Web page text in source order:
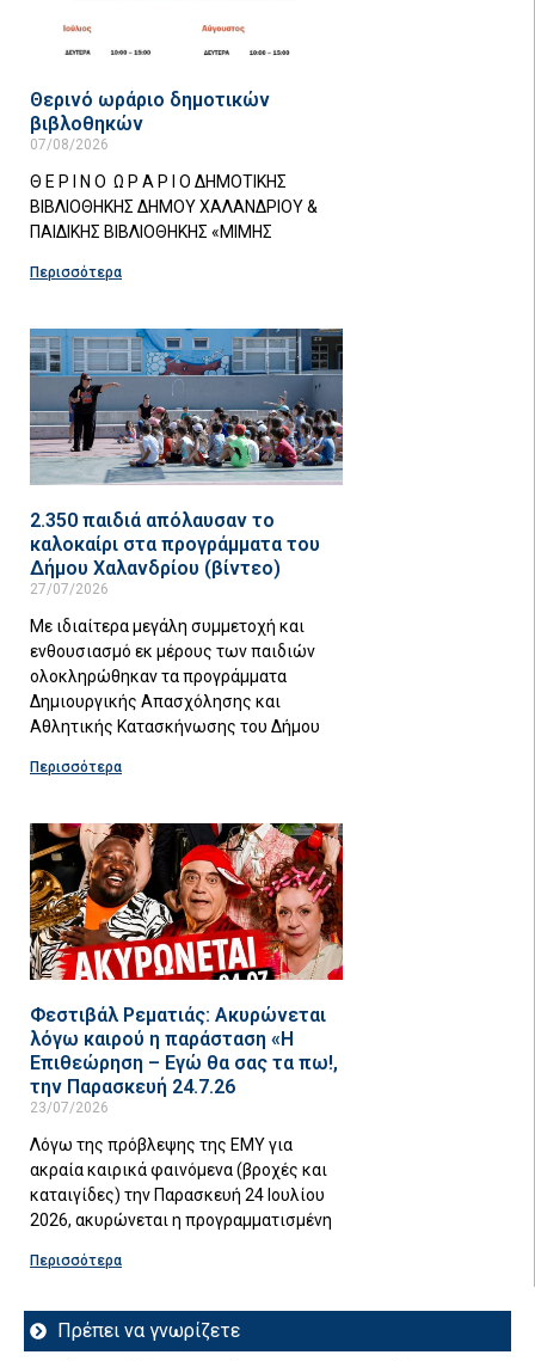
Θερινό ωράριο δημοτικών
βιβλοθηκών
07/08/2026
Θ Ε Ρ Ι Ν Ο Ω Ρ Α Ρ Ι Ο ΔΗΜΟΤΙΚΗΣ
ΒΙΒΛΙΟΘΗΚΗΣ ΔΗΜΟΥ ΧΑΛΑΝΔΡΙΟΥ &
ΠΑΙΔΙΚΗΣ ΒΙΒΛΙΟΘΗΚΗΣ «ΜΙΜΗΣ
Περισσότερα
2.350 παιδιά απόλαυσαν το
καλοκαίρι στα προγράμματα του
Δήμου Χαλανδρίου (βίντεο)
27/07/2026
Με ιδιαίτερα μεγάλη συμμετοχή και
ενθουσιασμό εκ μέρους των παιδιών
ολοκληρώθηκαν τα προγράμματα
Δημιουργικής Απασχόλησης και
Αθλητικής Κατασκήνωσης του Δήμου
Περισσότερα
Φεστιβάλ Ρεματιάς: Ακυρώνεται
λόγω καιρού η παράσταση «Η
Επιθεώρηση – Εγώ θα σας τα πω!,
την Παρασκευή 24.7.26
23/07/2026
Λόγω της πρόβλεψης της ΕΜΥ για
ακραία καιρικά φαινόμενα (βροχές και
καταιγίδες) την Παρασκευή 24 Ιουλίου
2026, ακυρώνεται η προγραμματισμένη
Περισσότερα
Πρέπει να γνωρίζετε